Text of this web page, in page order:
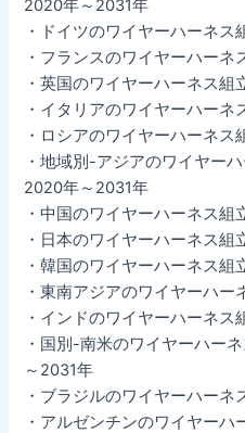
2020年～2031年
・ドイツのワイヤーハーネス
・フランスのワイヤーハーネ
・英国のワイヤーハーネス組
・イタリアのワイヤーハーネ
・ロシアのワイヤーハーネス
・地域別-アジアのワイヤー
2020年～2031年
・中国のワイヤーハーネス組
・日本のワイヤーハーネス組
・韓国のワイヤーハーネス組
・東南アジアのワイヤーハー
・インドのワイヤーハーネス
・国別-南米のワイヤーハー
～2031年
・ブラジルのワイヤーハーネ
・アルゼンチンのワイヤーハ